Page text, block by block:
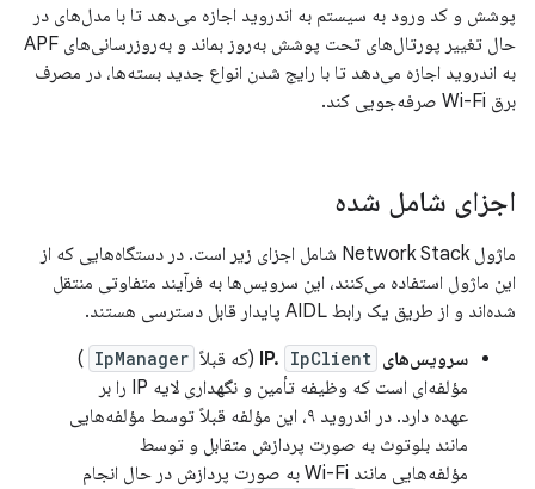
پوشش و کد ورود به سیستم به اندروید اجازه می‌دهد تا با مدل‌های در
حال تغییر پورتال‌های تحت پوشش به‌روز بماند و به‌روزرسانی‌های APF
به اندروید اجازه می‌دهد تا با رایج شدن انواع جدید بسته‌ها، در مصرف
برق Wi-Fi صرفه‌جویی کند.
اجزای شامل شده
ماژول Network Stack شامل اجزای زیر است. در دستگاه‌هایی که از
این ماژول استفاده می‌کنند، این سرویس‌ها به فرآیند متفاوتی منتقل
شده‌اند و از طریق یک رابط AIDL پایدار قابل دسترسی هستند.
سرویس‌های IP. IpClient (که قبلاً IpManager
)
مؤلفه‌ای است که وظیفه تأمین و نگهداری لایه IP را بر
عهده دارد. در اندروید ۹، این مؤلفه قبلاً توسط مؤلفه‌هایی
مانند بلوتوث به صورت پردازش متقابل و توسط
مؤلفه‌هایی مانند Wi-Fi به صورت پردازش در حال انجام